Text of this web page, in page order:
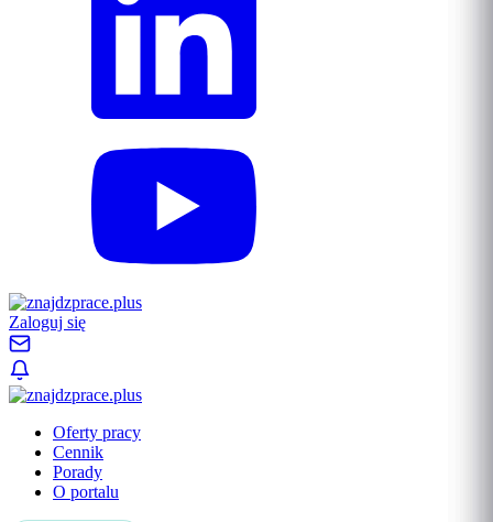
Zaloguj się
Oferty pracy
Cennik
Porady
O portalu